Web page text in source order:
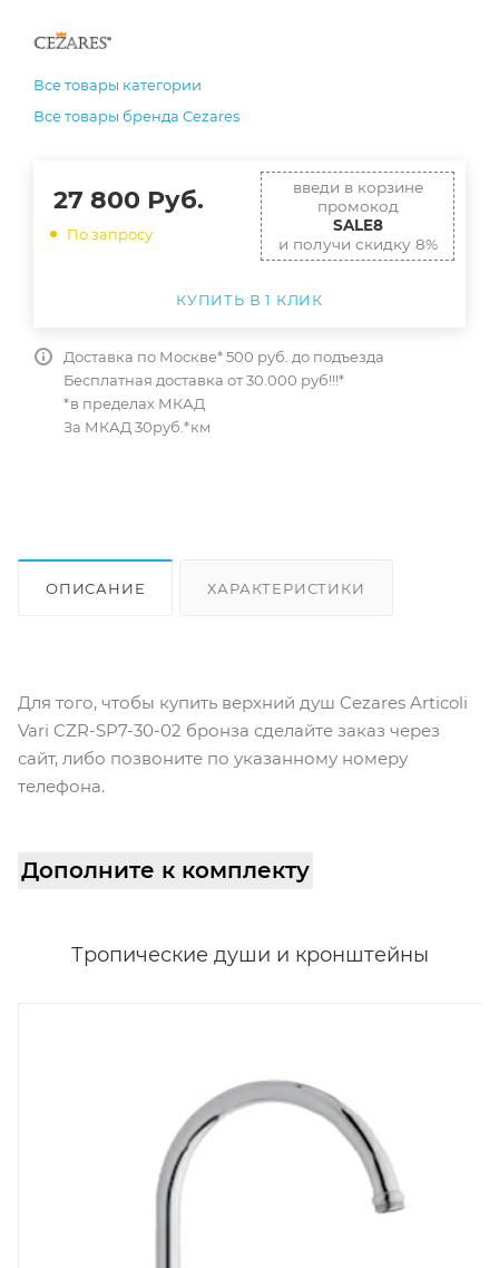
Все товары категории
Все товары бренда Cezares
27 800 Руб.
По запросу
введи в корзине
промокод
SALE8
и получи скидку 8%
КУПИТЬ В 1 КЛИК
Доставка по Москве* 500 руб. до подъезда
Бесплатная доставка от 30.000 руб!!!*
*в пределах МКАД
За МКАД 30руб.*км
ОПИСАНИЕ ХАРАКТЕРИСТИКИ
Для того, чтобы купить верхний душ Cezares Articoli
Vari CZR-SP7-30-02 бронза сделайте заказ через
сайт, либо позвоните по указанному номеру
телефона.
Дополните к комплекту
Тропические души и кронштейны